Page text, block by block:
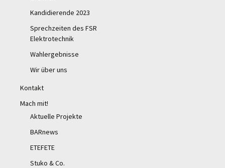
Kandidierende 2023
Sprechzeiten des FSR
Elektrotechnik
Wahlergebnisse
Wir über uns
Kontakt
Mach mit!
Aktuelle Projekte
BARnews
ETEFETE
Stuko & Co.